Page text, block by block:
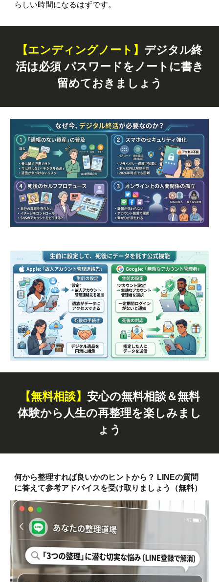
らしい時間になるはずです。
【エンディングノート】 デジタル終
活は必須 パスワードをノートに書き
留めておきましょう
【無料相談】 安心の無料相談＆無料
体験から人生の再整理を楽しみまし
ょう
何から整理すれば良いかのヒントから？ LINEの質問
に答えて参考アドバイスを受け取りましょう（無料）